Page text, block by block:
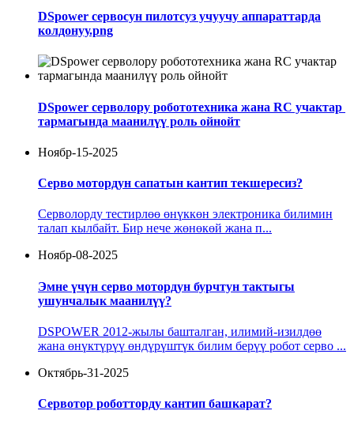
DSpower сервосун пилотсуз учуучу аппараттарда
колдонуу.png
DSpower серволору робототехника жана RC учактар ​​
тармагында маанилүү роль ойнойт
Ноябр-15-2025
Серво мотордун сапатын кантип текшересиз?
Серволорду тестирлөө өнүккөн электроника билимин
талап кылбайт. Бир нече жөнөкөй жана п...
Ноябр-08-2025
Эмне үчүн серво мотордун бурчтун тактыгы
ушунчалык маанилүү?
DSPOWER 2012-жылы башталган, илимий-изилдөө
жана өнүктүрүү өндүрүштүк билим берүү робот серво ...
Октябрь-31-2025
Сервотор роботторду кантип башкарат?